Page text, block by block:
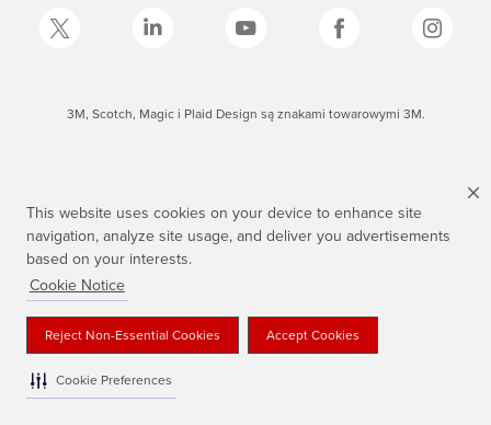
This website uses cookies on your device to enhance site
navigation, analyze site usage, and deliver you advertisements
based on your interests.
Cookie Notice
Reject Non-Essential Cookies Accept Cookies
Cookie Preferences
3M, Scotch, Magic i Plaid Design są znakami towarowymi 3M.